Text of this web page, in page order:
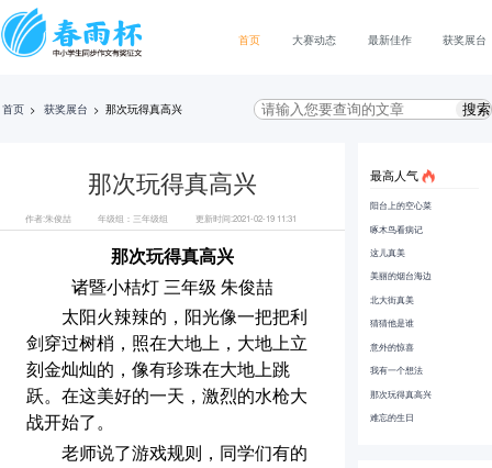
首页 大赛动态 最新佳作 获奖展台
首页 > 获奖展台 > 那次玩得真高兴
那次玩得真高兴
作者:朱俊喆 年级组：三年级组 更新时间:2021-02-19 11:31
那次玩得真高兴
诸暨小桔灯 三年级 朱俊喆
太阳火辣辣的，阳光像一把把利
剑穿过树梢，照在大地上，大地上立
刻金灿灿的，像有珍珠在大地上跳
跃。 在这美好的一天，激烈的水枪大
战开始了。
老师说了游戏规则，同学们有的
最高人气
阳台上的空心菜
啄木鸟看病记
这儿真美
美丽的烟台海边
北大街真美
猜猜他是谁
意外的惊喜
我有一个想法
那次玩得真高兴
难忘的生日